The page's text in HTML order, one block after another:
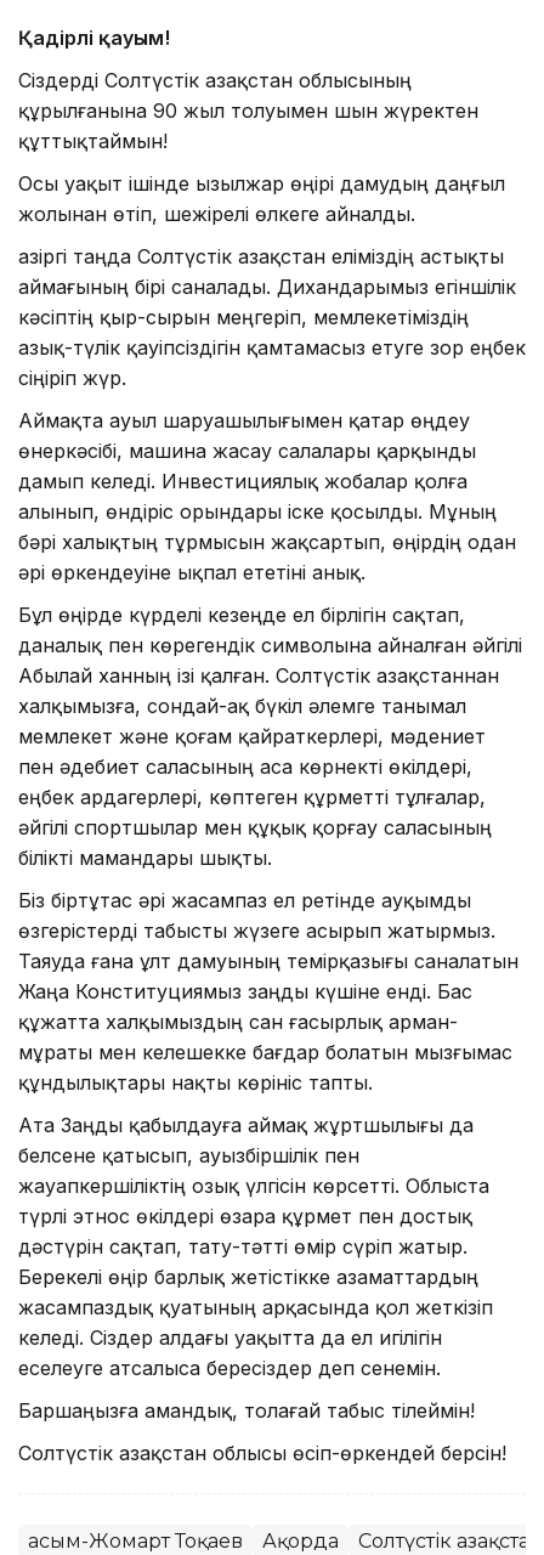
Қадірлі қауым!
Сіздерді Солтүстік Қазақстан облысының
құрылғанына 90 жыл толуымен шын жүректен
құттықтаймын!
Осы уақыт ішінде Қызылжар өңірі дамудың даңғыл
жолынан өтіп, шежірелі өлкеге айналды.
Қазіргі таңда Солтүстік Қазақстан еліміздің астықты
аймағының бірі саналады. Дихандарымыз егіншілік
кәсіптің қыр-сырын меңгеріп, мемлекетіміздің
азық-түлік қауіпсіздігін қамтамасыз етуге зор еңбек
сіңіріп жүр.
Аймақта ауыл шаруашылығымен қатар өңдеу
өнеркәсібі, машина жасау салалары қарқынды
дамып келеді. Инвестициялық жобалар қолға
алынып, өндіріс орындары іске қосылды. Мұның
бәрі халықтың тұрмысын жақсартып, өңірдің одан
әрі өркендеуіне ықпал ететіні анық.
Бұл өңірде күрделі кезеңде ел бірлігін сақтап,
даналық пен көрегендік символына айналған әйгілі
Абылай ханның ізі қалған. Солтүстік Қазақстаннан
халқымызға, сондай-ақ бүкіл әлемге танымал
мемлекет және қоғам қайраткерлері, мәдениет
пен әдебиет саласының аса көрнекті өкілдері,
еңбек ардагерлері, көптеген құрметті тұлғалар,
әйгілі спортшылар мен құқық қорғау саласының
білікті мамандары шықты.
Біз біртұтас әрі жасампаз ел ретінде ауқымды
өзгерістерді табысты жүзеге асырып жатырмыз.
Таяуда ғана ұлт дамуының темірқазығы саналатын
Жаңа Конституциямыз заңды күшіне енді. Бас
құжатта халқымыздың сан ғасырлық арман-
мұраты мен келешекке бағдар болатын мызғымас
құндылықтары нақты көрініс тапты.
Ата Заңды қабылдауға аймақ жұртшылығы да
белсене қатысып, ауызбіршілік пен
жауапкершіліктің озық үлгісін көрсетті. Облыста
түрлі этнос өкілдері өзара құрмет пен достық
дәстүрін сақтап, тату-тәтті өмір сүріп жатыр.
Берекелі өңір барлық жетістікке азаматтардың
жасампаздық қуатының арқасында қол жеткізіп
келеді. Сіздер алдағы уақытта да ел игілігін
еселеуге атсалыса бересіздер деп сенемін.
Баршаңызға амандық, толағай табыс тілеймін!
Солтүстік Қазақстан облысы өсіп-өркендей берсін!
Қасым-Жомарт Тоқаев Ақорда Солтүстік